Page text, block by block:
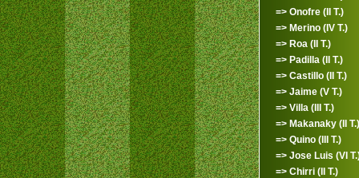
=> Onofre (II T.)
=> Merino (IV T.)
=> Roa (II T.)
=> Padilla (II T.)
=> Castillo (II T.)
=> Jaime (V T.)
=> Villa (III T.)
=> Makanaky (II T.)
=> Quino (III T.)
=> Jose Luis (VI
=> Chirri (II T.)